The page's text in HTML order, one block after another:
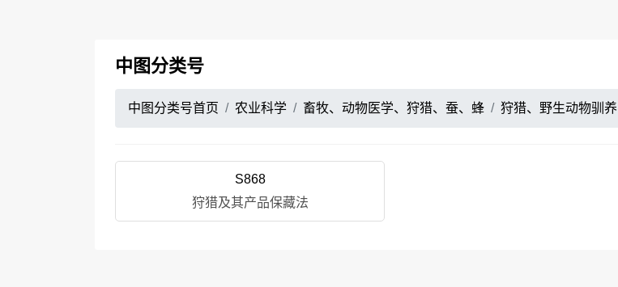
中图分类号
中图分类号首页 农业科学 畜牧、动物医学、狩猎、蚕、蜂 狩猎、野生动物驯养
S868
狩猎及其产品保藏法